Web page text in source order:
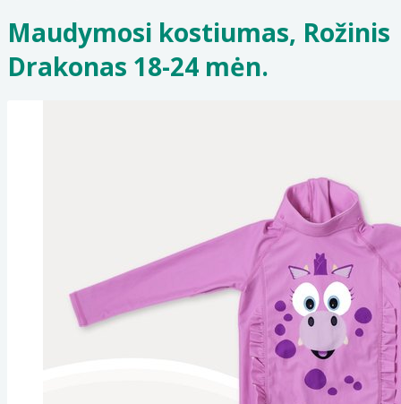
Maudymosi kostiumas, Rožinis
Drakonas 18-24 mėn.